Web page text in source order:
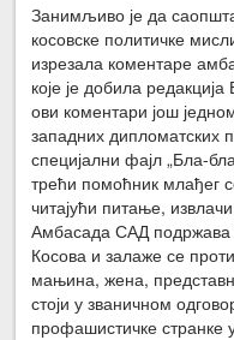
Занимљиво је да
косовске политичке
изрезала коментаре
које је добила
ови коментари још
западних дипломатских
специјални фајл „Бла-
трећи помоћник млађег
читајући питање,
Амбасада САД подржава
Косова и залаже се
мањина, жена,
стоји у званичном
профашистичке странке